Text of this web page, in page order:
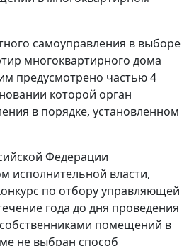
самоуправления в выборе
многоквартирного дома
предусмотрено частью 4
которой орган
в порядке, установленном
Федерации
исполнительной власти,
по отбору управляющей
года до дня проведения
собственниками помещений в
не выбран способ